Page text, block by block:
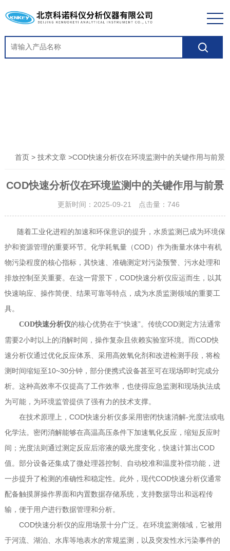
首页> 技术文章>COD快速分析仪在环境监测中的关键作用与前景
COD快速分析仪在环境监测中的关键作用与前景
更新时间：2025-09-21 点击量： 746
随着工业化进程的加速和环保意识的提升，水质监测已成为环境保
护和资源管理的重要环节。化学耗氧量（COD）作为衡量水体中有机
物污染程度的核心指标，其快速、准确测定对污染预警、污水处理和
排放控制至关重要。在这一背景下，COD快速分析仪应运而生，以其
快速响应、操作简便、结果可靠等特点，成为水质监测领域的重要工
具。
COD快速分析仪的核心优势在于“快速”。传统COD测定方法通常
需要2小时以上的消解时间，操作复杂且依赖实验室环境。而COD快
速分析仪通过优化反应体系、采用高效氧化剂和改进检测手段，将检
测时间缩短至10~30分钟，部分便携式设备甚至可在现场即时完成分
析。这种高效率不仅提高了工作效率，也使得应急监测和现场执法成
为可能，为环境监管提供了强有力的技术支撑。
在技术原理上，COD快速分析仪多采用密闭快速消解-光度法或电
化学法。密闭消解能够在高温高压条件下加速氧化反应，缩短反应时
间；光度法则通过测定反应后溶液的吸光度变化，快速计算出COD
值。部分设备还集成了微处理器控制、自动校准和温度补偿功能，进
一步提升了检测的准确性和稳定性。此外，现代COD快速分析仪通常
配备触摸屏操作界面和内置数据存储系统，支持数据导出和远程传
输，便于用户进行数据管理和分析。
COD快速分析仪的应用场景十分广泛。在环境监测领域，它被用
于河流、湖泊、水库等地表水的常规监测，以及突发性水污染事件的